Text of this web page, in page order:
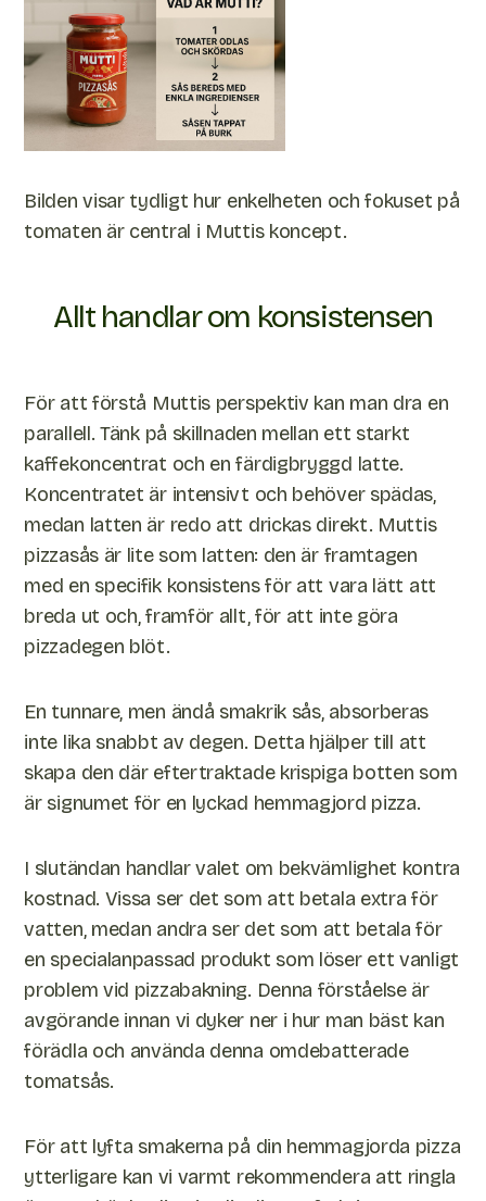
Bilden visar tydligt hur enkelheten och fokuset på
tomaten är central i Muttis koncept.
Allt handlar om konsistensen
För att förstå Muttis perspektiv kan man dra en
parallell. Tänk på skillnaden mellan ett starkt
kaffekoncentrat och en färdigbryggd latte.
Koncentratet är intensivt och behöver spädas,
medan latten är redo att drickas direkt. Muttis
pizzasås är lite som latten: den är framtagen
med en specifik konsistens för att vara lätt att
breda ut och, framför allt, för att inte göra
pizzadegen blöt.
En tunnare, men ändå smakrik sås, absorberas
inte lika snabbt av degen. Detta hjälper till att
skapa den där eftertraktade krispiga botten som
är signumet för en lyckad hemmagjord pizza.
I slutändan handlar valet om bekvämlighet kontra
kostnad. Vissa ser det som att betala extra för
vatten, medan andra ser det som att betala för
en specialanpassad produkt som löser ett vanligt
problem vid pizzabakning. Denna förståelse är
avgörande innan vi dyker ner i hur man bäst kan
förädla och använda denna omdebatterade
tomatsås.
För att lyfta smakerna på din hemmagjorda pizza
ytterligare kan vi varmt rekommendera att ringla